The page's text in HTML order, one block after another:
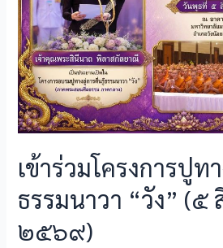
เข้าร่วมโครงการปูท
ธรรมนาวา “วัง” (๕
๒๕๖๙)